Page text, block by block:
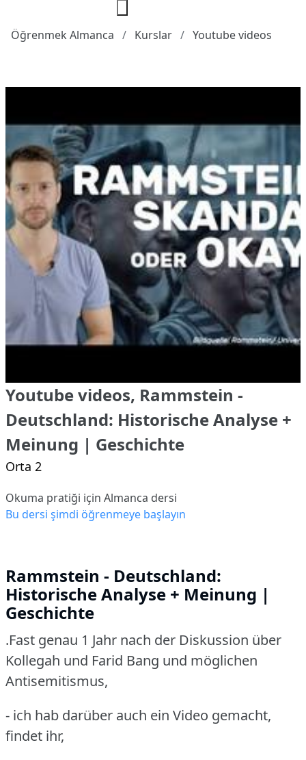
Öğrenmek Almanca Kurslar Youtube videos
Youtube videos, Rammstein -
Deutschland: Historische Analyse +
Meinung | Geschichte
Orta 2
Okuma pratiği için Almanca dersi
Bu dersi şimdi öğrenmeye başlayın
Rammstein - Deutschland:
Historische Analyse + Meinung |
Geschichte
.Fast genau 1 Jahr nach der Diskussion über
Kollegah und Farid Bang und möglichen
Antisemitismus,
- ich hab darüber auch ein Video gemacht,
findet ihr,